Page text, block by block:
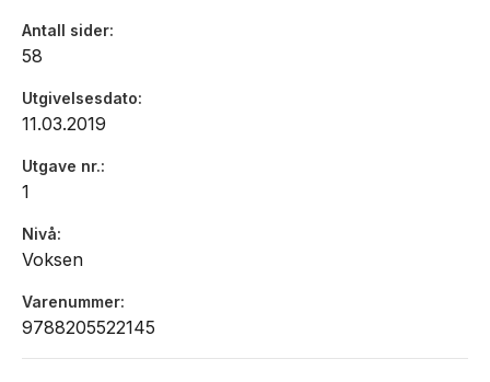
«Diktboka til Guddal har eit større perspektiv. Det
I forlenginga av dette ligg den urgamle trongen til å
tolke omverda . forstå og gjere den skræmande og
Med ei stram tematisk ramme har Anne Helene Guddal
Antall sider
58
Utgivelsesdato
11.03.2019
Utgave nr.
1
Nivå
Voksen
Varenummer
9788205522145